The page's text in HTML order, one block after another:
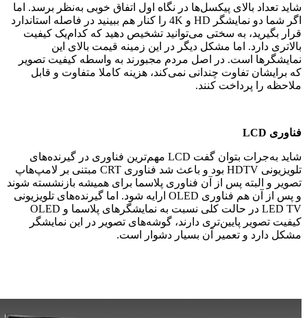
شاید تعداد بالای پیکسل‌ها در نگاه اول اتفاق خوبی به‌نظر برسد. اما
اگر شما دو نمایشگر HD و 4K را کنار هم ببینید در فاصله استاندارد
قرار بگیرید، به سختی می‌توانید تشخیص دهید که کدام‌یک کیفیت
بالاتری دارد. اما مشکل دیگر در این زمینه قیمت بالای این
نمایشگرها است. در اصل مردم مجبورند به واسطه کیفیت تصویر
که برایشان تفاوت چندانی نمی‌کند، هزینه کاملا متفاوت و قابل
ملاحظه را پرداخت کنند.
فناوری LCD
شاید به‌جرات بتوان گفت LCD مهم‌ترین فناوری در گیرنده‌های
تلویزیونی HDTV بود و باعث شد فناوری CRT مبتنی بر لامپ‌هاپ
تصویر و البته پس از آن فناوری پلاسما برای همیشه بازنشسته شوند
و پس از آن‌ هم فناوری OLED ارایه شود. اما گیرنده‌های تلویزیونی
LED TV در حالت کلی نسبت به نمایشگرهای پلاسما و OLED
کیفیت تصویر پایین‌تری دارند، گوشه‌های تصویر در این نمایشگر
مشکل دارد و تعمیر آن بسیار دشوار است.